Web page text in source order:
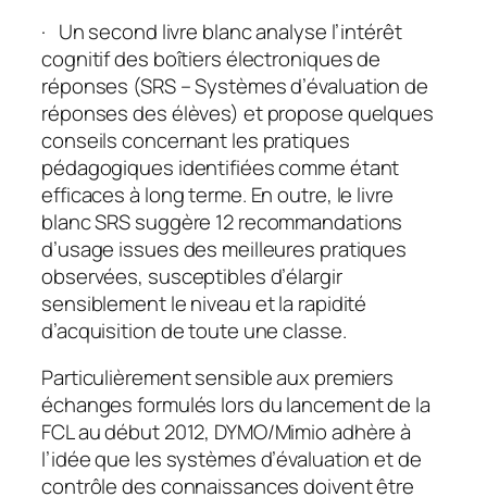
· Un second livre blanc analyse l’intérêt
cognitif des boîtiers électroniques de
réponses (SRS – Systèmes d’évaluation de
réponses des élèves) et propose quelques
conseils concernant les pratiques
pédagogiques identifiées comme étant
efficaces à long terme. En outre, le livre
blanc SRS suggère 12 recommandations
d’usage issues des meilleures pratiques
observées, susceptibles d’élargir
sensiblement le niveau et la rapidité
d’acquisition de toute une classe.
Particulièrement sensible aux premiers
échanges formulés lors du lancement de la
FCL au début 2012, DYMO/Mimio adhère à
l’idée que les systèmes d’évaluation et de
contrôle des connaissances doivent être